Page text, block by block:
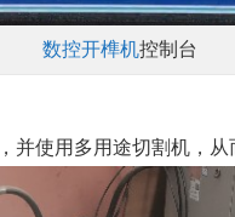
数控开榫机控制台
并使用多用途切割机，从